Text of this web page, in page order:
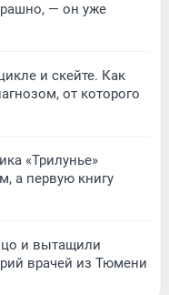
— он уже
и скейте. Как
от которого
«Трилунье»
а первую книгу
и вытащили
врачей из Тюмени